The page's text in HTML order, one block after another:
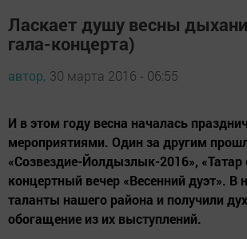
Ласкает душу весны
гала-концерта)
автор, 30 марта 2016 - 06:55
И в этом году весна началась
мероприятиями. Один за другим
«Созвездие-Йолдызлык-2016», «Татар
концертный вечер «Весенний дуэт». В
таланты нашего района и получили
обогащение из их выступлений.